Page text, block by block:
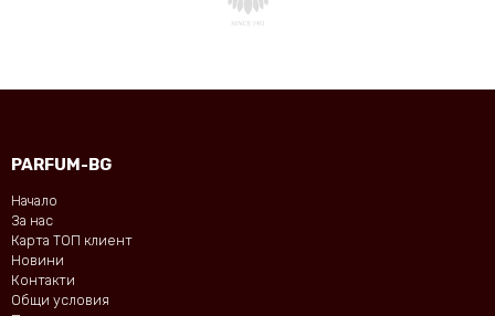
PARFUM-BG
Начало
За нас
Карта ТОП клиент
Новини
Контакти
Общи условия